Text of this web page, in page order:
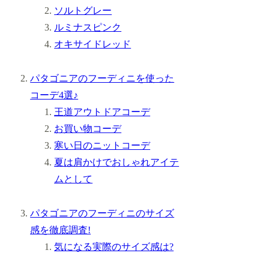
ソルトグレー
ルミナスピンク
オキサイドレッド
パタゴニアのフーディニを使った
コーデ4選♪
王道アウトドアコーデ
お買い物コーデ
寒い日のニットコーデ
夏は肩かけでおしゃれアイテ
ムとして
パタゴニアのフーディニのサイズ
感を徹底調査!
気になる実際のサイズ感は?